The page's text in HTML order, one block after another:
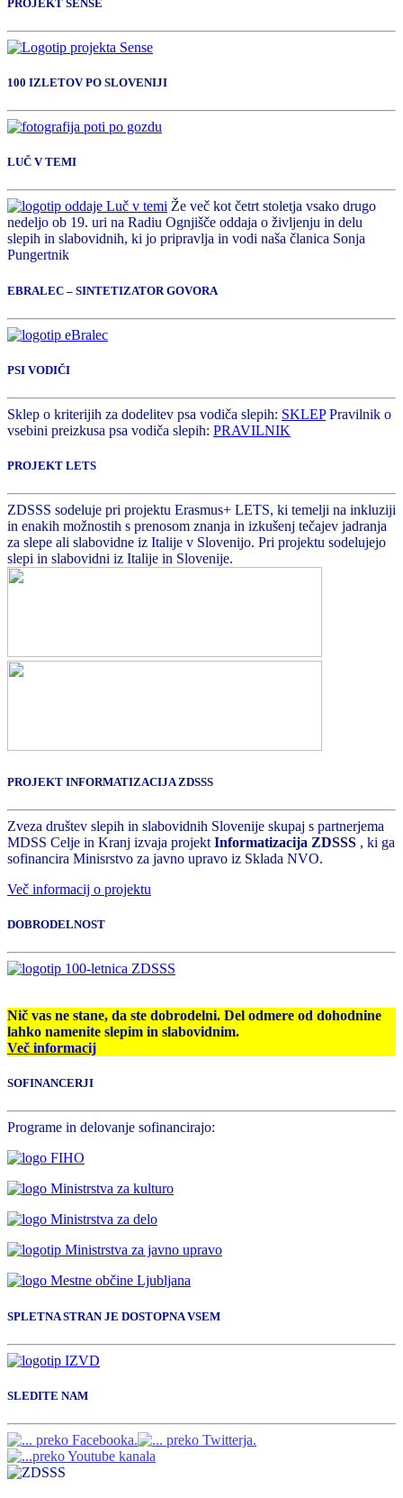
PROJEKT SENSE
100 IZLETOV PO SLOVENIJI
LUČ V TEMI
Že več kot četrt stoletja vsako drugo
nedeljo ob 19. uri na Radiu Ognjišče oddaja o življenju in delu
slepih in slabovidnih, ki jo pripravlja in vodi naša članica Sonja
Pungertnik
EBRALEC – SINTETIZATOR GOVORA
PSI VODIČI
Sklep o kriterijih za dodelitev psa vodiča slepih: SKLEPPravilnik o
vsebini preizkusa psa vodiča slepih: PRAVILNIK
PROJEKT LETS
ZDSSS sodeluje pri projektu Erasmus+ LETS, ki temelji na inkluziji
in enakih možnostih s prenosom znanja in izkušenj tečajev jadranja
za slepe ali slabovidne iz Italije v Slovenijo. Pri projektu sodelujejo
slepi in slabovidni iz Italije in Slovenije.
PROJEKT INFORMATIZACIJA ZDSSS
Zveza društev slepih in slabovidnih Slovenije skupaj s partnerjema
MDSS Celje in Kranj izvaja projekt Informatizacija ZDSSS , ki ga
sofinancira Minisrstvo za javno upravo iz Sklada NVO.
Več informacij o projektu
DOBRODELNOST
Nič vas ne stane, da ste dobrodelni. Del odmere od dohodnine
lahko namenite slepim in slabovidnim.
Več informacij
SOFINANCERJI
Programe in delovanje sofinancirajo:
SPLETNA STRAN JE DOSTOPNA VSEM
SLEDITE NAM